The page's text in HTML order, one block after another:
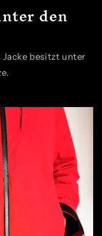
den
besitzt unter